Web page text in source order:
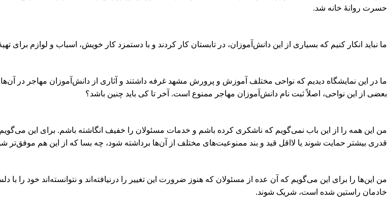
حسرت روانۀ خانه شد.
ما نباید انکار کنیم که بسیاری از این دانش‌آموزان، در تابستان کار کردند و با دستمزد کار خویش، اسباب و لوازم برای
ما در این نمایشگاه دیدیم که نواحی مختلف آموزش و پرورش مشهد غرفه داشتند و آثاری از دانش‌آموزان مهاجر در
بعضی از این نواحی، اصلاً ثبت نام دانش‌آموزان مهاجر ممنوع است. آخر تا کی باید چنین باشد؟
من این همه را از این باب نمی‌گویم که ناشکری کرده باشم و خدمات مسئولان را خفیف انگاشته باشم. برای این می‌گویم
قدری بیشتر حمایت شوند یا لااقل قید و بند ممنوعیت‌های مختلف از آن‌ها برداشته شود، چه بسا که از این هم موفق‌تر
من این‌ها را برای این می‌گویم که آن عده از مسئولان که هنوز ضرورت این تغییر را درنیافته‌اند و نتوانسته‌اند خود را
خادمان راستین شده است، شریک شوند.